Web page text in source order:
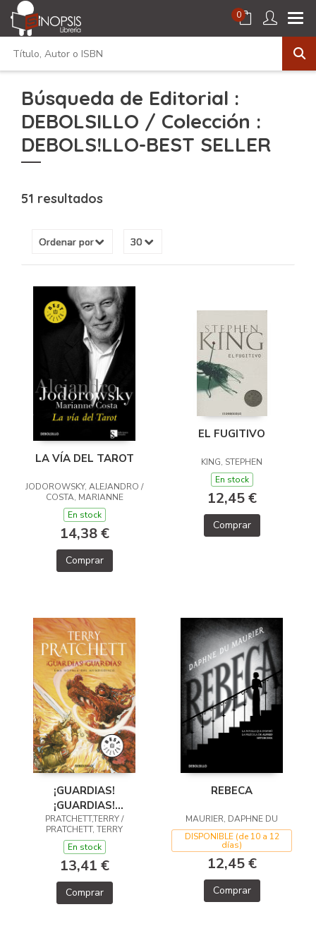
0
Búsqueda de Editorial :
DEBOLSILLO / Colección :
DEBOLS!LLO-BEST SELLER
51 resultados
LA VÍA DEL TAROT
JODOROWSKY, ALEJANDRO /
COSTA, MARIANNE
En stock
14,38 €
Comprar
EL FUGITIVO
KING, STEPHEN
En stock
12,45 €
Comprar
¡GUARDIAS!
¡GUARDIAS!
(MUNDODISCO 8)
PRATCHETT,TERRY /
PRATCHETT, TERRY
En stock
13,41 €
Comprar
REBECA
MAURIER, DAPHNE DU
DISPONIBLE (de 10 a 12
días)
12,45 €
Comprar